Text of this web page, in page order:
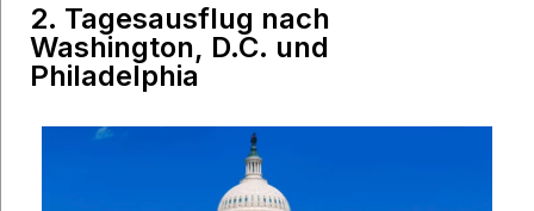
2. Tagesausflug nach
Washington, D.C. und
Philadelphia